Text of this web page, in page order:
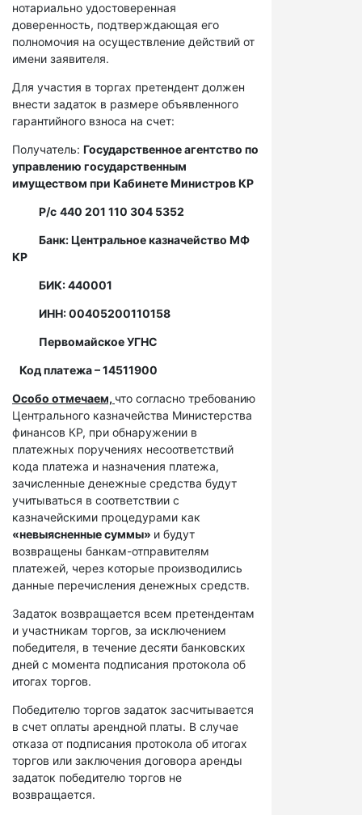
нотариально удостоверенная
доверенность, подтверждающая его
полномочия на осуществление действий от
имени заявителя.
Для участия в торгах претендент должен
внести задаток в размере объявленного
гарантийного взноса на счет:
Получатель: Государственное агентство по
управлению государственным
имуществом при Кабинете Министров КР
Р/с 440 201 110 304 5352
Банк: Центральное казначейство МФ
КР
БИК: 440001
ИНН: 00405200110158
Первомайское УГНС
Код платежа – 14511900
Особо отмечаем, что согласно требованию
Центрального казначейства Министерства
финансов КР, при обнаружении в
платежных поручениях несоответствий
кода платежа и назначения платежа,
зачисленные денежные средства будут
учитываться в соответствии с
казначейскими процедурами как
«невыясненные суммы» и будут
возвращены банкам-отправителям
платежей, через которые производились
данные перечисления денежных средств.
Задаток возвращается всем претендентам
и участникам торгов, за исключением
победителя, в течение десяти банковских
дней с момента подписания протокола об
итогах торгов.
Победителю торгов задаток засчитывается
в счет оплаты арендной платы. В случае
отказа от подписания протокола об итогах
торгов или заключения договора аренды
задаток победителю торгов не
возвращается.